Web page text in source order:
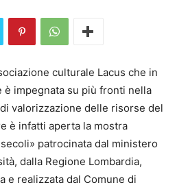
culturale Lacus che in
impegnata su più fronti nella
valorizzazione delle risorse del
è infatti aperta la mostra
patrocinata dal ministero
dalla Regione Lombardia,
e realizzata dal Comune di